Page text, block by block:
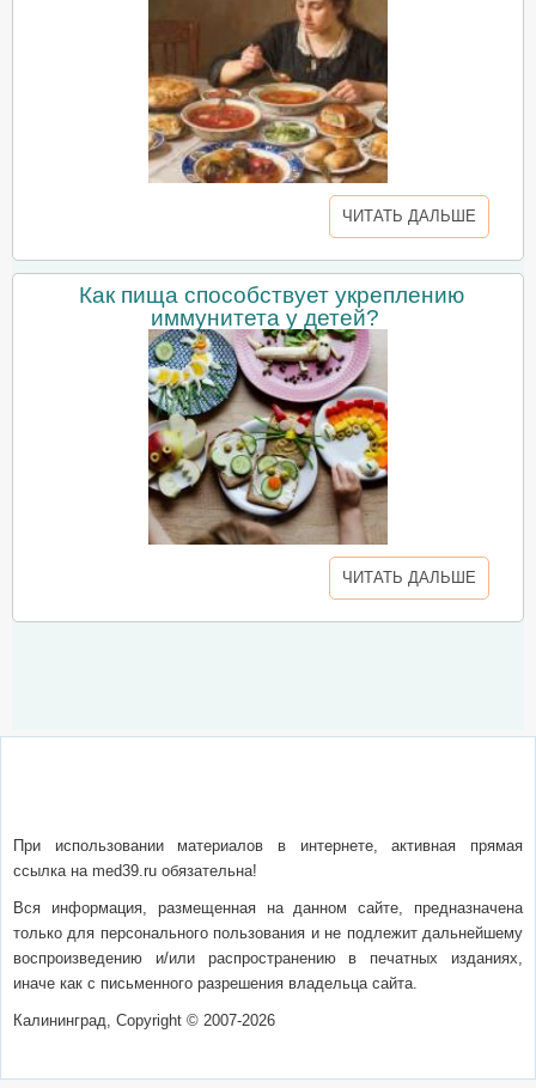
ЧИТАТЬ ДАЛЬШЕ
Как пища способствует укреплению
иммунитета у детей?
ЧИТАТЬ ДАЛЬШЕ
При использовании материалов в интернете, активная прямая
ссылка на med39.ru обязательна!
Вся информация, размещенная на данном сайте, предназначена
только для персонального пользования и не подлежит дальнейшему
воспроизведению и/или распространению в печатных изданиях,
иначе как с письменного разрешения владельца сайта.
Калининград, Copyright © 2007-2026